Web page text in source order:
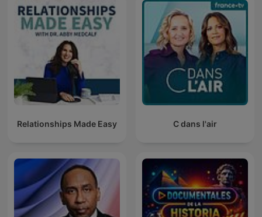
Relationships Made Easy C dans l'air